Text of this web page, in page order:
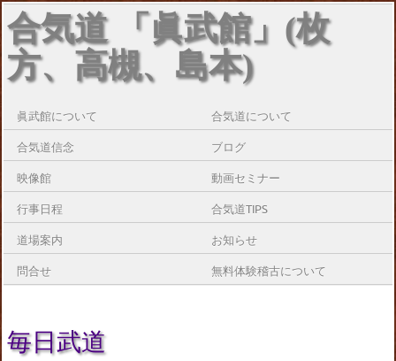
合気道 「眞武館」(枚
方、高槻、島本)
眞武館について 合気道について
合気道信念 ブログ
映像館 動画セミナー
行事日程 合気道TIPS
道場案内 お知らせ
問合せ 無料体験稽古について
毎日武道